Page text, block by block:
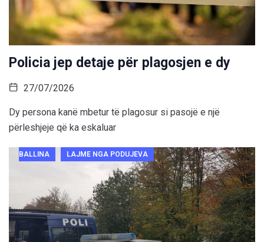
Policia jep detaje për plagosjen e dy
27/07/2026
Dy persona kanë mbetur të plagosur si pasojë e një
përleshjeje që ka eskaluar
BALLINA LAJME NGA PODUJEVA